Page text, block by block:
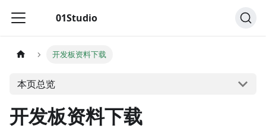
01Studio
开发板资料下载
本页总览
开发板资料下载